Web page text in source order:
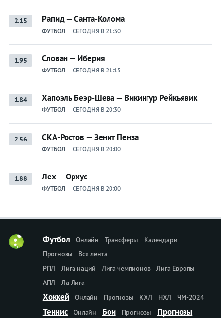
2.15 Рапид — Санта-Колома
ФУТБОЛ СЕГОДНЯ В 21:30
1.95 Слован — Иберия
ФУТБОЛ СЕГОДНЯ В 21:15
1.84 Хапоэль Беэр-Шева — Викингур Рейкьявик
ФУТБОЛ СЕГОДНЯ В 20:30
2.56 СКА-Ростов — Зенит Пенза
ФУТБОЛ СЕГОДНЯ В 20:00
1.88 Лех — Орхус
ФУТБОЛ СЕГОДНЯ В 20:00
Футбол Онлайн Трансферы
Календари
Прогнозы
Вся лента
РПЛ
Лига наций Лига чемпионов
Лига Европы
АПЛ
Ла Лига
Хоккей Онлайн Прогнозы КХЛ НХЛ ЧМ-2024
Теннис Онлайн Бои Прогнозы
Прогнозы